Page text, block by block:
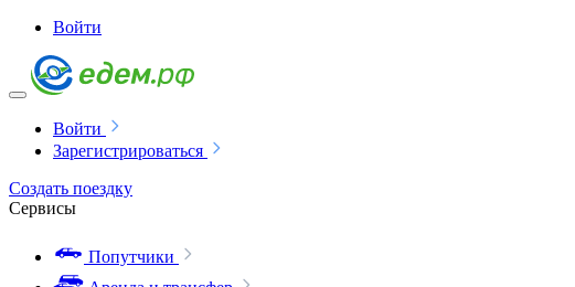
Войти
Войти
Зарегистрироваться
Создать поездку
Сервисы
Попутчики